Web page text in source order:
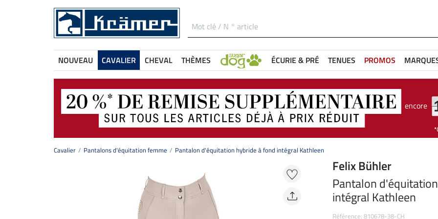
NOUVEAU CAVALIER CHEVAL THÈMES ÉCURIE & PRÉ TENUES PROMOS
encore
Cavalier Pantalons d'équitation femme Pantalon d'équitation hybride à fond intégral Kathleen
Felix Bühler
Pantalon
intégral Kathleen
Référence: 810678-38-CH